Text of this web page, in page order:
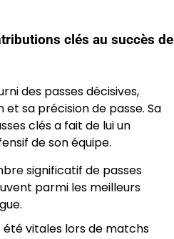
clés au succès de
des passes décisives,
sa précision de passe. Sa
clés a fait de lui un
de son équipe.
significatif de passes
parmi les meilleurs
vitales lors de matchs